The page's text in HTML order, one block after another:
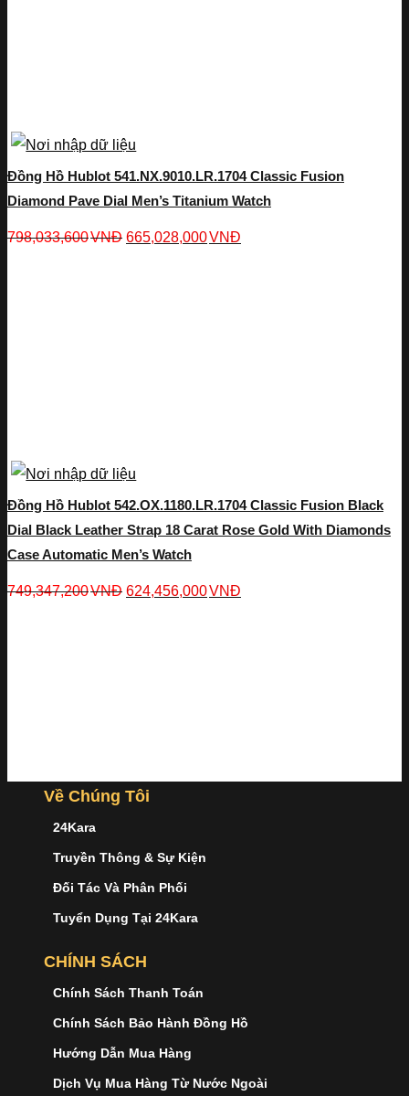
Đồng Hồ Hublot 541.NX.9010.LR.1704 Classic Fusion
Diamond Pave Dial Men’s Titanium Watch
798,033,600VNĐ 665,028,000VNĐ
Đồng Hồ Hublot 542.OX.1180.LR.1704 Classic Fusion Black
Dial Black Leather Strap 18 Carat Rose Gold With Diamonds
Case Automatic Men’s Watch
749,347,200VNĐ 624,456,000VNĐ
Về Chúng Tôi
24Kara
Truyền Thông & Sự Kiện
Đối Tác Và Phân Phối
Tuyển Dụng Tại 24Kara
CHÍNH SÁCH
Chính Sách Thanh Toán
Chính Sách Bảo Hành Đồng Hồ
Hướng Dẫn Mua Hàng
Dịch Vụ Mua Hàng Từ Nước Ngoài